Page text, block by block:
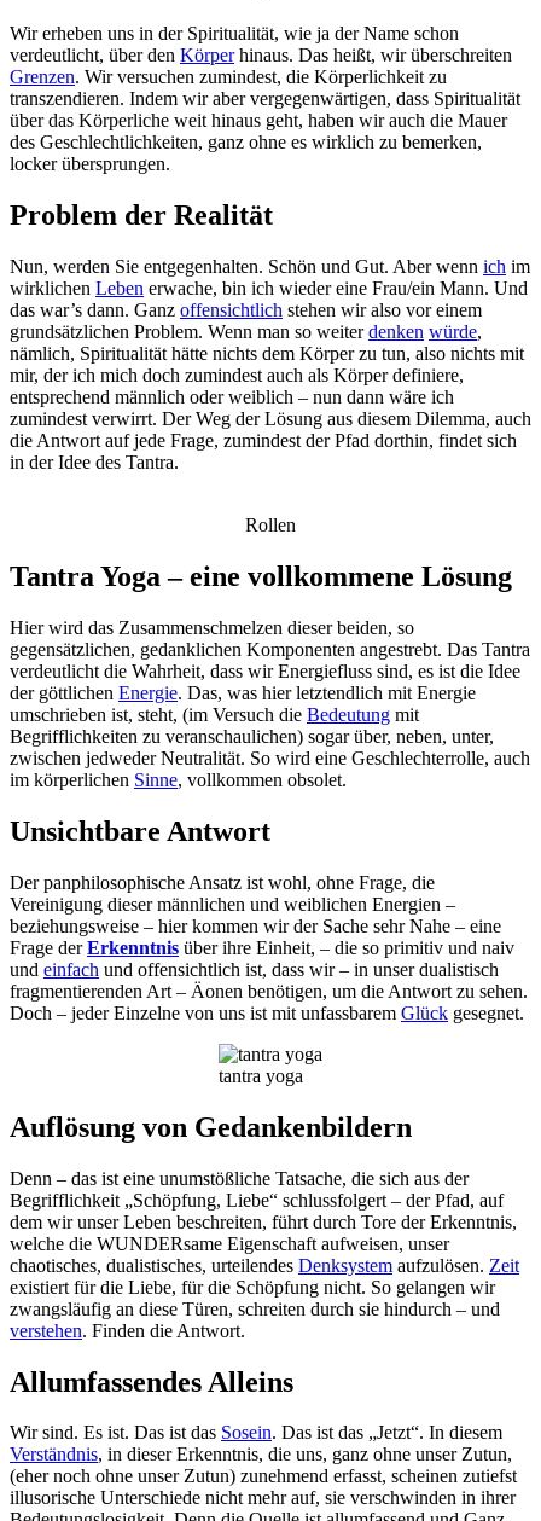
Wir erheben uns in der Spiritualität, wie ja der Name schon
verdeutlicht, über den Körperhinaus. Das heißt, wir überschreiten
Grenzen. Wir versuchen zumindest, die Körperlichkeit zu
transzendieren. Indem wir aber vergegenwärtigen, dass Spiritualität
über das Körperliche weit hinaus geht, haben wir auch die Mauer
des Geschlechtlichkeiten, ganz ohne es wirklich zu bemerken,
locker übersprungen.
Problem der Realität
Nun, werden Sie entgegenhalten. Schön und Gut. Aber wenn ich im
wirklichen Leben erwache, bin ich wieder eine Frau/ein Mann. Und
das war’s dann. Ganz offensichtlich stehen wir also vor einem
grundsätzlichen Problem. Wenn man so weiterdenken würde,
nämlich, Spiritualität hätte nichts dem Körper zu tun, also nichts mit
mir, der ich mich doch zumindest auch als Körper definiere,
entsprechend männlich oder weiblich – nun dann wäre ich
zumindest verwirrt. Der Weg der Lösung aus diesem Dilemma, auch
die Antwort auf jede Frage, zumindest der Pfad dorthin, findet sich
in der Idee des Tantra.
Rollen
Tantra Yoga – eine vollkommene Lösung
Hier wird das Zusammenschmelzen dieser beiden, so
gegensätzlichen, gedanklichen Komponenten angestrebt. Das Tantra
verdeutlicht die Wahrheit, dass wir Energiefluss sind, es ist die Idee
der göttlichen Energie. Das, was hier letztendlich mit Energie
umschrieben ist, steht, (im Versuch die Bedeutung mit
Begrifflichkeiten zu veranschaulichen) sogar über, neben, unter,
zwischen jedweder Neutralität. So wird eine Geschlechterrolle, auch
im körperlichen Sinne, vollkommen obsolet.
Unsichtbare Antwort
Der panphilosophische Ansatz ist wohl, ohne Frage, die
Vereinigung dieser männlichen und weiblichen Energien –
beziehungsweise – hier kommen wir der Sache sehr Nahe – eine
Frage derErkenntnis über ihre Einheit, – die so primitiv und naiv
und einfach und offensichtlich ist, dass wir – in unser dualistisch
fragmentierenden Art – Äonen benötigen, um die Antwort zu sehen.
Doch – jeder Einzelne von uns ist mit unfassbarem Glück gesegnet.
tantra yoga
Auflösung von Gedankenbildern
Denn – das ist eine unumstößliche Tatsache, die sich aus der
Begrifflichkeit „Schöpfung, Liebe“ schlussfolgert – der Pfad, auf
dem wir unser Leben beschreiten, führt durch Tore der Erkenntnis,
welche die WUNDERsame Eigenschaft aufweisen, unser
chaotisches, dualistisches, urteilendes Denksystem aufzulösen. Zeit
existiert für die Liebe, für die Schöpfung nicht. So gelangen wir
zwangsläufig an diese Türen, schreiten durch sie hindurch – und
verstehen. Finden die Antwort.
Allumfassendes Alleins
Wir sind. Es ist. Das ist das Sosein. Das ist das „Jetzt“. In diesem
Verständnis, in dieser Erkenntnis, die uns, ganz ohne unser Zutun,
(eher noch ohne unser Zutun) zunehmend erfasst, scheinen zutiefst
illusorische Unterschiede nicht mehr auf, sie verschwinden in ihrer